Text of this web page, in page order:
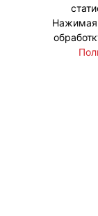
Нажимая